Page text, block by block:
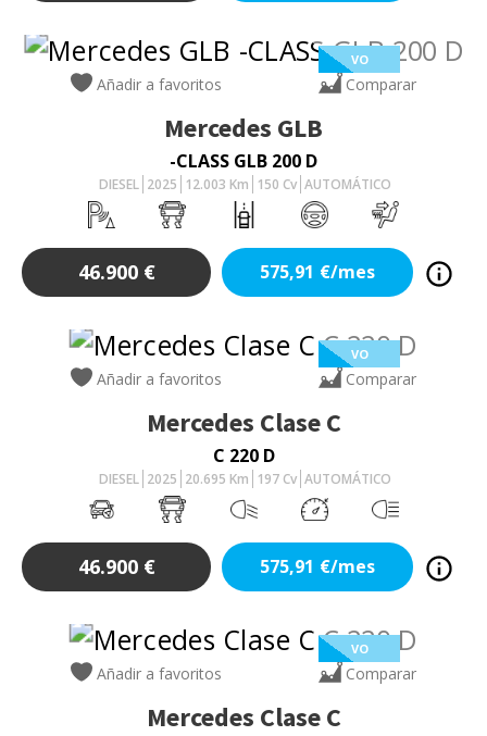
VO
Añadir a favoritos Comparar
Mercedes GLB
-CLASS GLB 200 D
DIESEL 2025 12.003 Km 150 Cv AUTOMÁTICO
46.900 € 575,91 €/mes
VO
Añadir a favoritos Comparar
Mercedes Clase C
C 220 D
DIESEL 2025 20.695 Km 197 Cv AUTOMÁTICO
46.900 € 575,91 €/mes
VO
Añadir a favoritos Comparar
Mercedes Clase C